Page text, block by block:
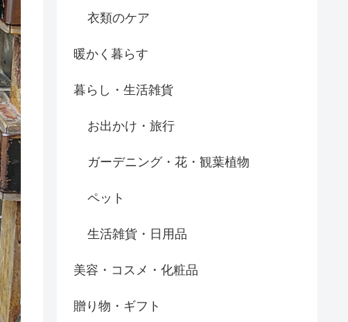
衣類のケア
暖かく暮らす
暮らし・生活雑貨
お出かけ・旅行
ガーデニング・花・観葉植物
ペット
生活雑貨・日用品
美容・コスメ・化粧品
贈り物・ギフト